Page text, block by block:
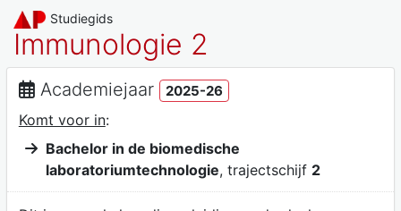
Studiegids
Immunologie 2
Academiejaar 2025-26
Komt voor in:
Bachelor in de biomedische
laboratoriumtechnologie, trajectschijf 2